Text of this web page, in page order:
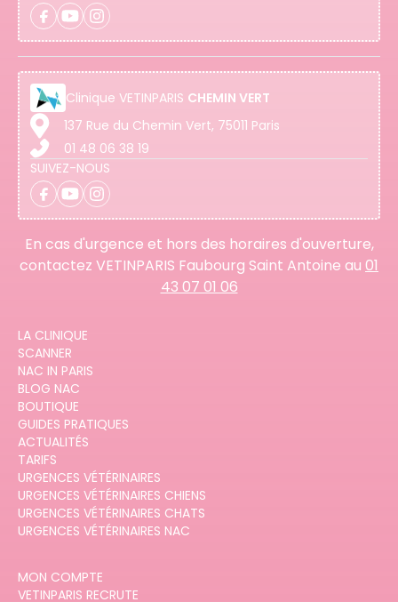
Clinique VETINPARIS CHEMIN VERT
137 Rue du Chemin Vert, 75011 Paris
01 48 06 38 19
SUIVEZ-NOUS
En cas d'urgence et hors des horaires d'ouverture,
contactez VETINPARIS Faubourg Saint Antoine au 01
43 07 01 06
LA CLINIQUE
SCANNER
NAC IN PARIS
BLOG NAC
BOUTIQUE
GUIDES PRATIQUES
ACTUALITÉS
TARIFS
URGENCES VÉTÉRINAIRES
URGENCES VÉTÉRINAIRES CHIENS
URGENCES VÉTÉRINAIRES CHATS
URGENCES VÉTÉRINAIRES NAC
MON COMPTE
VETINPARIS RECRUTE